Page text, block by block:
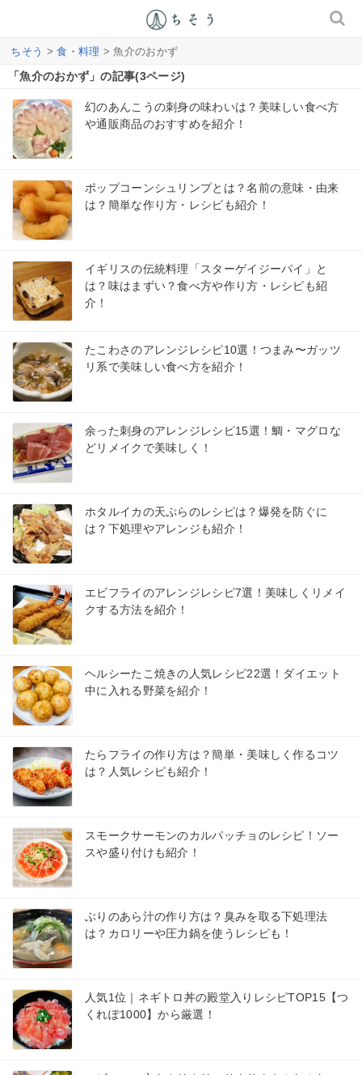
ちそう >食・料理 > 魚介のおかず
「魚介のおかず」の記事(3ページ)
幻のあんこうの刺身の味わいは？美味しい食べ方
や通販商品のおすすめを紹介！
ポップコーンシュリンプとは？名前の意味・由来
は？簡単な作り方・レシピも紹介！
イギリスの伝統料理「スターゲイジーパイ」と
は？味はまずい？食べ方や作り方・レシピも紹
介！
たこわさのアレンジレシピ10選！つまみ〜ガッツ
リ系で美味しい食べ方を紹介！
余った刺身のアレンジレシピ15選！鯛・マグロな
どリメイクで美味しく！
ホタルイカの天ぷらのレシピは？爆発を防ぐに
は？下処理やアレンジも紹介！
エビフライのアレンジレシピ7選！美味しくリメイ
クする方法を紹介！
ヘルシーたこ焼きの人気レシピ22選！ダイエット
中に入れる野菜を紹介！
たらフライの作り方は？簡単・美味しく作るコツ
は？人気レシピも紹介！
スモークサーモンのカルパッチョのレシピ！ソー
スや盛り付けも紹介！
ぶりのあら汁の作り方は？臭みを取る下処理法
は？カロリーや圧力鍋を使うレシピも！
人気1位｜ネギトロ丼の殿堂入りレシピTOP15【つ
くれぽ1000】から厳選！